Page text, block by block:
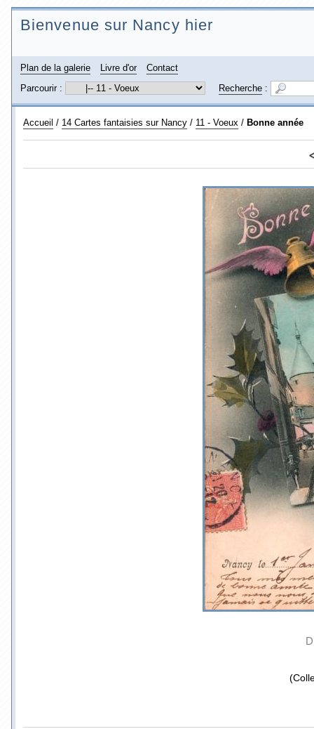
Bienvenue sur Nancy hier
Plan de la galerie Livre d'or
Contact
Parcourir :
Recherche :
Accueil / 14 Cartes fantaisies sur Nancy / 11 - Voeux / Bonne année